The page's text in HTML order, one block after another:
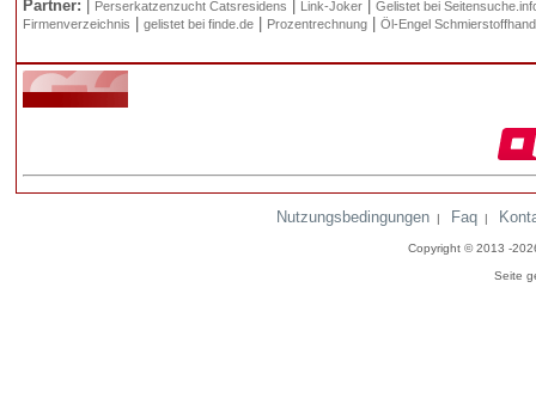
Partner: Perserkatzenzucht Catsresidens Link-Joker
Gelistet bei
Firmenverzeichnis
gelistet bei finde.de Prozentrechnung Öl-Engel
Nutzungsbedingungen | Faq |
Copyright © 2013 -
Seite